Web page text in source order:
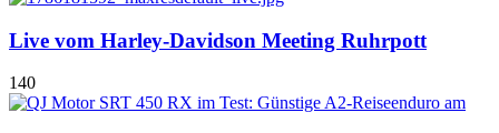
Live vom Harley-Davidson Meeting Ruhrpott
140